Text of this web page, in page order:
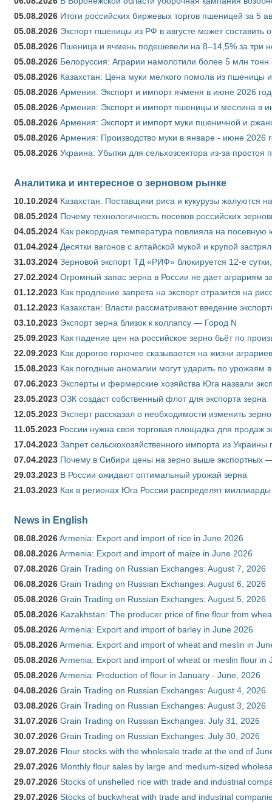
05.08.2026 Итоги российских биржевых торгов пшеницей за 5
05.08.2026 Экспорт пшеницы из РФ в августе может составить
05.08.2026 Пшеница и ячмень подешевели на 8–14,5% за три
05.08.2026 Белоруссия: Аграрии намолотили более 5 млн тонн
05.08.2026 Казахстан: Цена муки мелкого помола из пшеницы
05.08.2026 Армения: Экспорт и импорт ячменя в июне 2026
05.08.2026 Армения: Экспорт и импорт пшеницы и меслина в
05.08.2026 Армения: Экспорт и импорт муки пшеничной и
05.08.2026 Армения: Производство муки в январе - июне 2026
05.08.2026 Украина: Убытки для сельхозсектора из-за простоя
Аналитика и интересное о зерновом рынке
10.10.2024 Казахстан: Поставщики риса и кукурузы жалуются
08.05.2024 Почему технологичность посевов российских
04.05.2024 Как рекордная температура повлияла на
01.04.2024 Десятки вагонов с алтайской мукой и крупой
31.03.2024 Зерновой экспорт ТД «РИФ» блокируется 12-е
27.02.2024 Огромный запас зерна в России не дает аграриям
01.12.2023 Как продление запрета на экспорт отразится на
01.12.2023 Казахстан: Власти рассматривают введение
03.10.2023 Экспорт зерна близок к коллапсу — Город N
25.09.2023 Как падение цен на российское зерно бьёт по
22.09.2023 Как дорогое горючее сказывается на жизни аграриев
15.08.2023 Как погодные аномалии могут ударить по урожаям
07.06.2023 Эксперты и фермерские хозяйства Юга назвали
23.05.2023 ОЗК создаст собственный флот для экспорта зерна
12.05.2023 Эксперт рассказал о необходимости изменить
11.05.2023 России нужна своя торговая площадка для продаж
17.04.2023 Запрет сельскохозяйственного импорта из
07.04.2023 Почему в Сибири цены на зерно выше экспортных
29.03.2023 В России ожидают оптимальный урожай зерна
21.03.2023 Как в регионах Юга России распределят
News in English
08.08.2026Armenia: Export and import of rice in June 2026
08.08.2026Armenia: Export and import of maize in June 2026
07.08.2026 Grain Trading on Russian Exchanges: August 7, 2026
06.08.2026 Grain Trading on Russian Exchanges: August 6, 2026
05.08.2026 Grain Trading on Russian Exchanges: August 5, 2026
05.08.2026 Kazakhstan: The producer price of fine flour from
05.08.2026Armenia: Export and import of barley in June 2026
05.08.2026Armenia: Export and import of wheat and meslin in
05.08.2026Armenia: Export and import of wheat or meslin flour in
05.08.2026Armenia: Production of flour in January - June, 2026
04.08.2026 Grain Trading on Russian Exchanges: August 4, 2026
03.08.2026 Grain Trading on Russian Exchanges: August 3, 2026
31.07.2026 Grain Trading on Russian Exchanges: July 31, 2026
30.07.2026 Grain Trading on Russian Exchanges: July 30, 2026
29.07.2026 Flour stocks with the wholesale trade at the end of
29.07.2026 Monthly flour sales by large and medium-sized
29.07.2026 Stocks of unshelled rice with trade and industrial
29.07.2026 Stocks of buckwheat with trade and industrial